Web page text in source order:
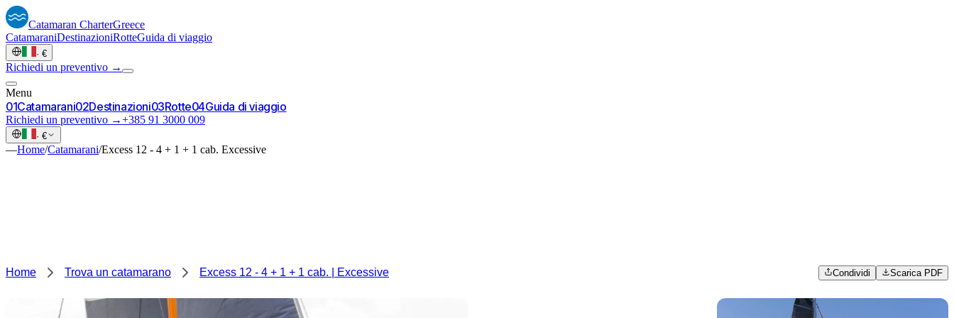
Catamaran CharterGreece
CatamaraniDestinazioniRotteGuida di viaggio
· €
Richiedi un preventivo →
Menu
01Catamarani02Destinazioni03Rotte04Guida di viaggio
Richiedi un preventivo →+385 91 3000 009
· €
—Home/Catamarani/Excess 12 - 4 + 1 + 1 cab. Excessive
Home Trova un catamarano Excess 12 - 4 + 1 + 1 cab. | Excessive Condividi Scarica PDF